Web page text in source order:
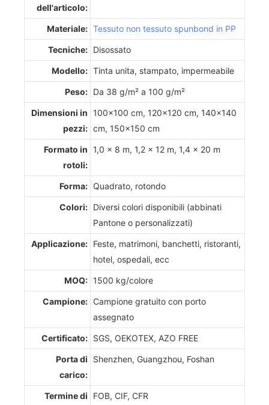
dell'articolo:
Materiale: Tessuto non tessuto spunbond in PP
Tecniche: Disossato
Modello: Tinta unita, stampato, impermeabile
Peso: Da 38 g/m² a 100 g/m²
Dimensioni in
pezzi:
100x100 cm, 120x120 cm, 140x140
cm, 150x150 cm
Formato in
rotoli:
1,0 x 8 m, 1,2 x 12 m, 1,4 x 20 m
Forma: Quadrato, rotondo
Colori: Diversi colori disponibili (abbinati
Pantone o personalizzati)
Applicazione: Feste, matrimoni, banchetti, ristoranti,
hotel, ospedali, ecc
MOQ: 1500 kg/colore
Campione: Campione gratuito con porto
assegnato
Certificato: SGS, OEKOTEX, AZO FREE
Porta di
carico:
Shenzhen, Guangzhou, Foshan
Termine di
FOB, CIF, CFR